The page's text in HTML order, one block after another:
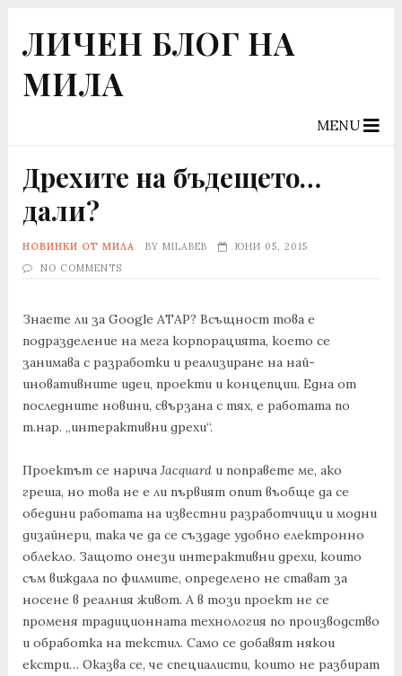
ЛИЧЕН БЛОГ НА
МИЛА
MENU
Дрехите на бъдещето…
дали?
НОВИНКИ ОТ МИЛА BY MILABEB
ЮНИ 05, 2015
NO COMMENTS
Знаете ли за Google ATAP? Всъщност това е
подразделение на мега корпорацията, което се
занимава с разработки и реализиране на най-
иновативните идеи, проекти и концепции. Една от
последните новини, свързана с тях, е работата по
т.нар. „интерактивни дрехи“.
Проектът се нарича Jacquardи поправете ме, ако
греша, но това не е ли първият опит въобще да се
обедини работата на известни разработчици и модни
дизайнери, така че да се създаде удобно електронно
облекло. Защото онези интерактивни дрехи, които
съм виждала по филмите, определено не стават за
носене в реалния живот. А в този проект не се
променя традиционната технология по производство
и обработка на текстил. Само се добавят някои
екстри… Оказва се, че специалисти, които не разбират